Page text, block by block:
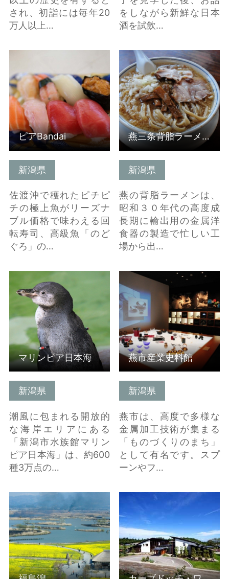
され、初詣には毎年20
万人以上…
をしながら新鮮な日本
酒を試飲…
新潟県
佐渡沖で穫れたピチピ
チの極上魚がリーズナ
ブル価格で味わえる回
転寿司、高級魚「のど
ぐろ」の…
ピアBandai
新潟県
燕の背脂ラーメンは、
昭和３０年代の高度成
長期に輸出用の金属洋
食器の製造で忙しい工
場から出…
燕三条背脂ラーメン の
詳細はこちら
燕三条背脂ラーメン
新潟県
潮風に包まれる開放的
な海岸エリアにある
「新潟市水族館マリン
ピア日本海」は、約600
種3万点の…
マリンピア日本海 の詳
細はこちら
マリンピア日本海
新潟県
燕市は、高度で多様な
金属加工技術が集まる
「ものづくりのまち」
として有名です。スプ
ーンやフ…
燕市産業史料館 の詳細
はこちら
燕市産業史料館
福島潟 の詳細はこちら
カーブドッチ・ワイナ
リー / カーブドッチ・ヴ
ィネスパ の詳細はこち
ら